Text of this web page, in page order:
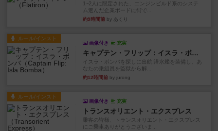
1~2人に限定された、エンジンビルド系のシステ
ム選んだ企業ボードに街で...
約9時間前 by あくり
ルール/インスト
画像付き 充実
キャプテン・フリップ：イスラ・ボンバ
イスラ・ボンバを探しに出航!潜水艦を装備し、あ
なたの乗組員を監獄から解...
約12時間前 by jurong
ルール/インスト
画像付き 充実
トランスオリエント・エクスプレス
乗客の皆様、トランスオリエント・エクスプレス
にご乗車ありがとうございま...